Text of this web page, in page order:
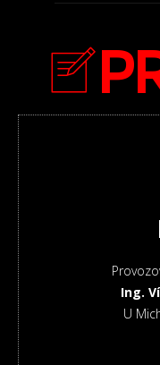
Ing.
U